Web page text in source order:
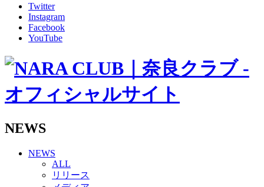
グッズ
ファンコミュニティ
普及・育成
ホームタウン
その他
2026/27トップチーム
2026/27トップチームスタッフ
ボランティアチーム「volundeer」
ビクトリーロード
HOMEGAME
Twitter
Instagram
Facebook
YouTube
NEWS
NEWS
ALL
リリース